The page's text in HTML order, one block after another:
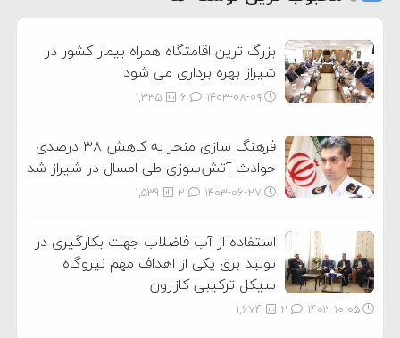
بزرگ ترین اقامتگاه همراه بیمار کشور در
شیراز بهره برداری می شود
۱۴۰۳-۰۸-۰۹ 1,335
فرهنگ سازی منجر به کاهش ۳۸ درصدی
حوادث آتش‌سوزی طی امسال در شیراز شد
۱۴۰۳-۰۶-۲۷ 1,539
استفاده از آب فاضلاب جهت بکارگیری در
تولید برق یکی از اهداف مهم نیروگاه
سیکل ترکیبی کازرون
۱۴۰۳-۱۰-۰۵ 1,674